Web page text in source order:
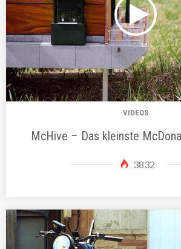
VIDEOS
McHive – Das kleinste
3832